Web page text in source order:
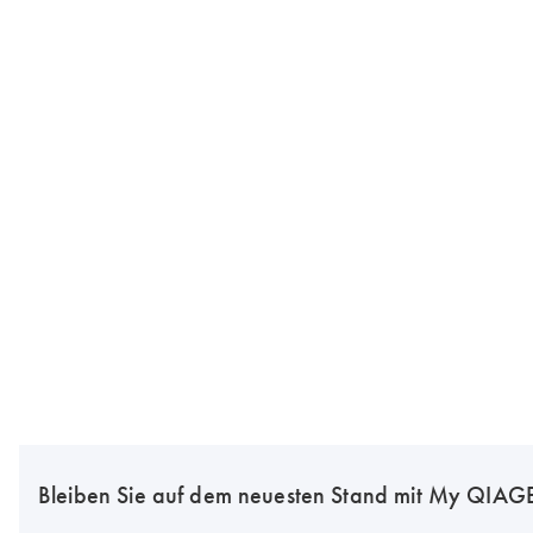
Bleiben Sie auf dem neuesten Stand mit My